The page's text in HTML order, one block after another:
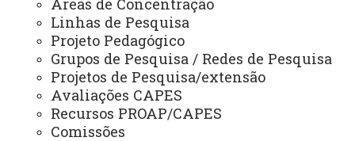
Webmail Sistemas
Arquivo Virtual
Campus
Áreas de Concentração
Linhas de Pesquisa
Projeto Pedagógico
Grupos de Pesquisa / Redes de Pesquisa
Projetos de Pesquisa/extensão
Avaliações CAPES
Recursos PROAP/CAPES
Comissões